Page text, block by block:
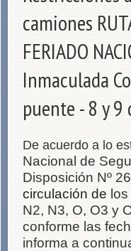
camiones
FERIADO
Inmaculada
puente - 8 y 9
De acuerdo a lo
Nacional de
Disposición Nº
circulación de
N2, N3, O, O3 y
conforme las
informa a